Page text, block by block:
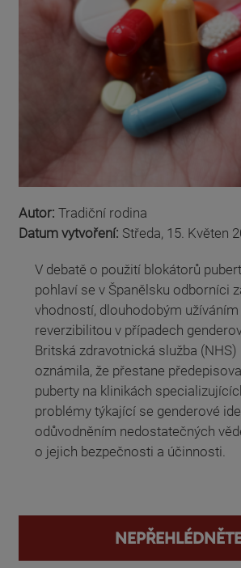
Autor: Tradiční rodina
Datum vytvoření: Středa, 15. Květen
V debatě o použití blokátorů
pohlaví se v Španělsku odborníci
vhodností, dlouhodobým užíváním
reverzibilitou v případech
Britská zdravotnická služba (NHS)
oznámila, že přestane
puberty na klinikách
problémy týkající se genderové
odůvodněním nedostatečných
o jejich bezpečnosti a účinnosti.